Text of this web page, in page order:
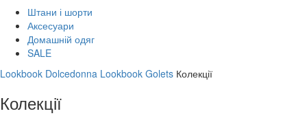
Штани і шорти
Аксесуари
Домашній одяг
SALE
Lookbook Dolcedonna Lookbook Golets Колекції
Колекції